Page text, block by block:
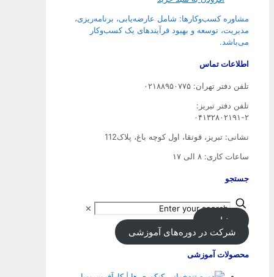
مشاوره کسب‌وکارها: شامل عارضه‌یابی، برنامه‌ریزی،
مدیریت، توسعه و بهبود فرآیندهای یک کسب‌وکار
می‌باشد.
اطلاعات تماس
تلفن دفتر تهران: ۰۲۱۸۸۹۵۰۷۷۵
تلفن‌ دفتر تبریز:
۰۴۱۳۲۸۰۲۱۹۱-۲
نشانی: تبریز، قونقا، اول کوچه باغ، پلاک112
ساعات کاری: ۸ الی ۱۷
جستجو
مشاوره
شرکت در دوره‌های آموزشی
محصولات آموزشی